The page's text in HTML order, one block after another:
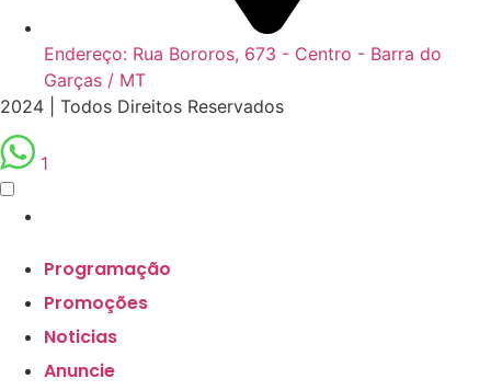
Endereço: Rua Bororos, 673 - Centro - Barra do
Garças / MT
2024 | Todos Direitos Reservados
1
Programação
Promoções
Noticias
Anuncie